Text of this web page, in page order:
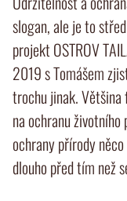
slogan, ale je to
projekt OSTROV
2019 s Tomášem
trochu jinak. Většina
na ochranu
ochrany přírody
dlouho před tím než